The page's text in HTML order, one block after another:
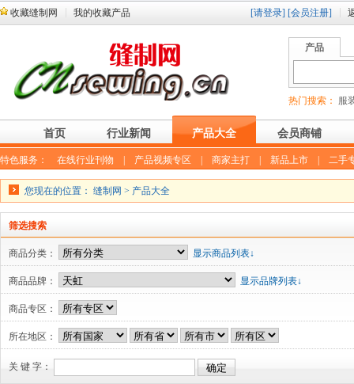
收藏缝制网 我的收藏产品 [请登录] [会员注册]
产品
热门搜索： 服
首页 行业新闻 产品大全 会员商铺
特色服务： 在线行业刊物 产品视频专区 商家主打 新品上市 二手
您现在的位置： 缝制网 > 产品大全
筛选搜索
商品分类： 显示商品列表↓
商品品牌： 显示品牌列表↓
商品专区：
所在地区：
关 键 字：